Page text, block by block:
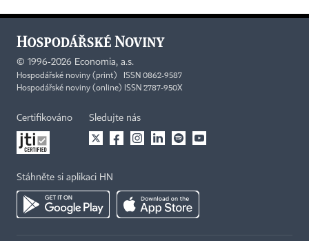
© 1996-2026 Economia, a.s.
Hospodářské noviny (print) ISSN 0862-9587
Hospodářské noviny (online) ISSN 2787-950X
Certifikováno Sledujte nás
Stáhněte si aplikaci HN